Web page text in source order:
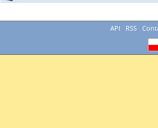
API RSS